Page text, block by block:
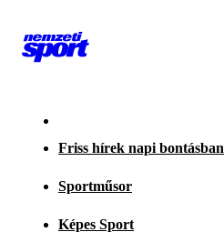
Friss hírek napi bontásban
Sportműsor
Képes Sport